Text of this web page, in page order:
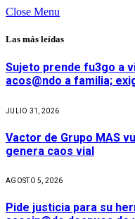
Close Menu
Las más leídas
Sujeto prende fu3go a
acos@ndo a familia;
JULIO 31, 2026
Vactor de Grupo MAS
genera caos vial
AGOSTO 5, 2026
Pide justicia para su